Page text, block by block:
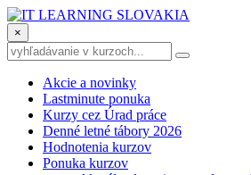
×
Akcie a novinky
Lastminute ponuka
Kurzy cez Úrad práce
Denné letné tábory 2026
Hodnotenia kurzov
Ponuka kurzov